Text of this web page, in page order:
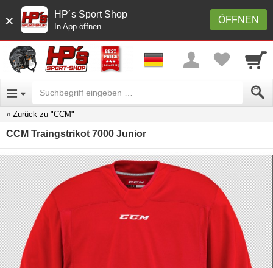
× ÖFFNEN
HP´s Sport Shop
In App öffnen
Zurück zu "CCM"
CCM Traingstrikot 7000 Junior